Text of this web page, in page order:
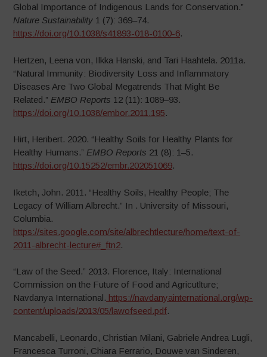
Global Importance of Indigenous Lands for Conservation.”
Nature Sustainability 1 (7): 369–74.
https://doi.org/10.1038/s41893-018-0100-6.
Hertzen, Leena von, Ilkka Hanski, and Tari Haahtela. 2011a.
“Natural Immunity: Biodiversity Loss and Inflammatory
Diseases Are Two Global Megatrends That Might Be
Related.” EMBO Reports 12 (11): 1089–93.
https://doi.org/10.1038/embor.2011.195.
Hirt, Heribert. 2020. “Healthy Soils for Healthy Plants for
Healthy Humans.” EMBO Reports 21 (8): 1–5.
https://doi.org/10.15252/embr.202051069.
Iketch, John. 2011. “Healthy Soils, Healthy People; The
Legacy of William Albrecht.” In . University of Missouri,
Columbia.
https://sites.google.com/site/albrechtlecture/home/text-of-
2011-albrecht-lecture#_ftn2.
“Law of the Seed.” 2013. Florence, Italy: International
Commission on the Future of Food and Agricutlture;
Navdanya International. https://navdanyainternational.org/wp-
content/uploads/2013/05/lawofseed.pdf.
Mancabelli, Leonardo, Christian Milani, Gabriele Andrea Lugli,
Francesca Turroni, Chiara Ferrario, Douwe van Sinderen,